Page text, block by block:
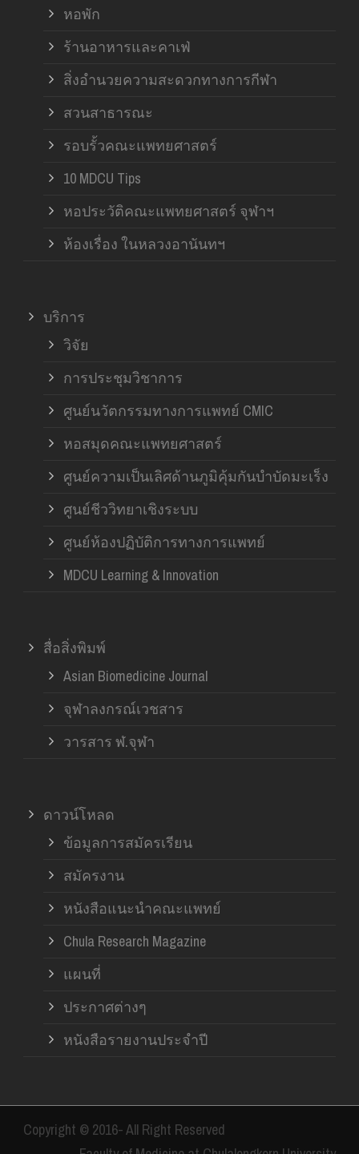
หอพัก
ร้านอาหารและคาเฟ่
สิ่งอำนวยความสะดวกทางการกีฬา
สวนสาธารณะ
รอบรั้วคณะแพทยศาสตร์
10 MDCU Tips
หอประวัติคณะแพทยศาสตร์ จุฬาฯ
ห้องเรื่อง ในหลวงอานันทฯ
บริการ
วิจัย
การประชุมวิชาการ
ศูนย์นวัตกรรมทางการแพทย์ CMIC
หอสมุดคณะแพทยศาสตร์
ศูนย์ความเป็นเลิศด้านภูมิคุ้มกันบำบัดมะเร็ง
ศูนย์ชีววิทยาเชิงระบบ
ศูนย์ห้องปฏิบัติการทางการแพทย์
MDCU Learning & Innovation
สื่อสิ่งพิมพ์
Asian Biomedicine Journal
จุฬาลงกรณ์เวชสาร
วารสาร ฬ.จุฬา
ดาวน์โหลด
ข้อมูลการสมัครเรียน
สมัครงาน
หนังสือแนะนำคณะแพทย์
Chula Research Magazine
แผนที่
ประกาศต่างๆ
หนังสือรายงานประจำปี
Copyright © 2016- All Right Reserved